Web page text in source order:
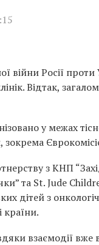
війни Росії
Відтак,
у межах
з КНП
та St. Jude
дітей з
країни.
взаємодії вже